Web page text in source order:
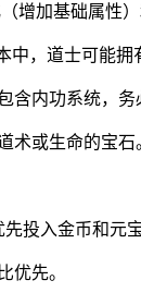
增加基础属性
中，道士可能
含内功系统，
术或生命的宝石
投入金币和元
优先。